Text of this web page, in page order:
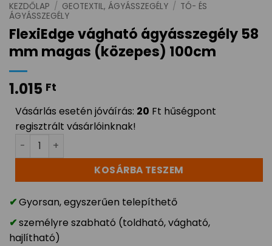
KEZDŐLAP / GEOTEXTIL, ÁGYÁSSZEGÉLY / TÓ- ÉS
ÁGYÁSSZEGÉLY
FlexiEdge vágható ágyásszegély 58
mm magas (közepes) 100cm
1.015 Ft
Vásárlás esetén jóváírás: 20 Ft hűségpont
regisztrált vásárlóinknak!
FlexiEdge vágható ágyásszegély 58 mm magas
KOSÁRBA TESZEM
Gyorsan, egyszerűen telepíthető
személyre szabható (toldható, vágható,
hajlítható)